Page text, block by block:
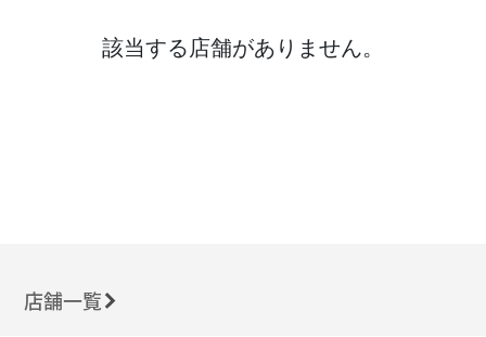
該当する店舗がありません。
店舗一覧